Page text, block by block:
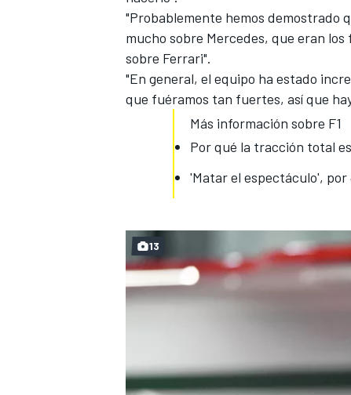
"Probablemente hemos demostrado
mucho sobre Mercedes, que eran
sobre Ferrari".
"En general, el equipo ha estado
que fuéramos tan fuertes, así que
Más información sobre F1
Por qué la tracción total
'Matar el espectáculo', por
13